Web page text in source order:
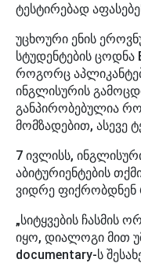
ტესტირებად
უცხოური ენის
სტუდენტების
როგორც
ინგლისურის
განპირობებულია
მომზადებით, ასევე
7 ივლისს,
აბიტურიენტების
ვიდრე ფიქრობდნენ
„სიტყვების ჩასმის
იყო, დიალოგი მით
documentary-ს